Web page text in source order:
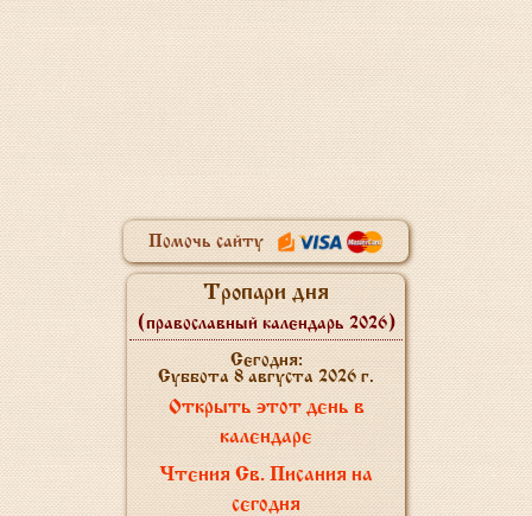
Помочь сайту
Тропари дня
(православный календарь 2026)
Сегодня:
Суббота 8 августа 2026 г.
Открыть этот день в
календаре
Чтения Св. Писания на
сегодня